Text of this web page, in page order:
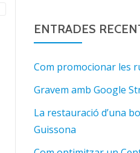
ENTRADES
Com promocionar les
Gravem amb Google
La restauració d’una
Guissona